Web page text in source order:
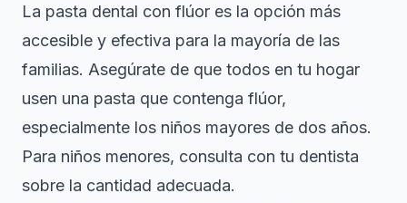
La pasta dental con flúor es la opción más
accesible y efectiva para la mayoría de las
familias. Asegúrate de que todos en tu hogar
usen una pasta que contenga flúor,
especialmente los niños mayores de dos años.
Para niños menores, consulta con tu dentista
sobre la cantidad adecuada.